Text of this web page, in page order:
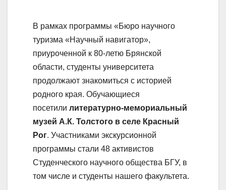
В рамках программы «Бюро научного
туризма «Научный навигатор»,
приуроченной к 80-летю Брянской
области, студенты университета
продолжают знакомиться с историей
родного края. Обучающиеся
посетили литературно-мемориальный
музей А.К. Толстого в селе Красный
Рог. Участниками экскурсионной
программы стали 48 активистов
Студенческого научного общества БГУ, в
том числе и студенты нашего факультета.